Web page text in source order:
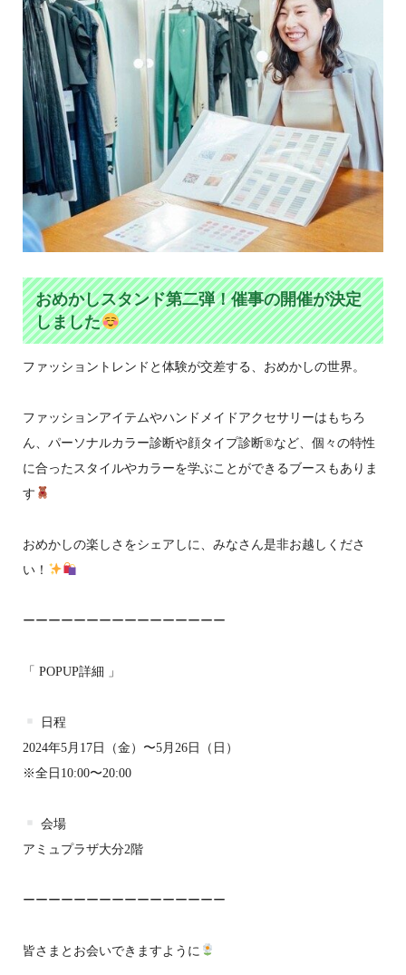
おめかしスタンド第二弾！催事の開催が決定
しました
ファッショントレンドと体験が交差する、おめかしの世界。
ファッションアイテムやハンドメイドアクセサリーはもちろ
ん、パーソナルカラー診断や顔タイプ診断®など、個々の特性
に合ったスタイルやカラーを学ぶことができるブースもありま
す
おめかしの楽しさをシェアしに、みなさん是非お越しくださ
い！
ーーーーーーーーーーーーーーーー
「 POPUP詳細 」
日程
2024年5月17日（金）〜5月26日（日）
※全日10:00〜20:00
会場
アミュプラザ大分2階
ーーーーーーーーーーーーーーーー
皆さまとお会いできますように